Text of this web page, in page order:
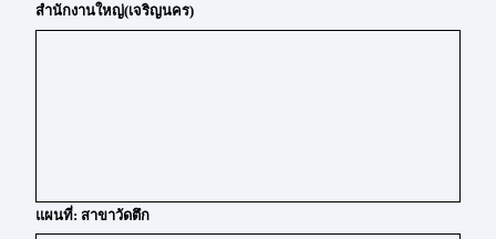
สำนักงานใหญ่(เจริญนคร)
แผนที่: สาขาวัดตึก